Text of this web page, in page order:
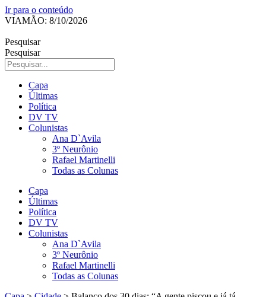
Ir para o conteúdo
VIAMÃO: 8/10/2026
Pesquisar
Pesquisar
Capa
Últimas
Política
DV TV
Colunistas
Ana D`Avila
3º Neurônio
Rafael Martinelli
Todas as Colunas
Capa
Últimas
Política
DV TV
Colunistas
Ana D`Avila
3º Neurônio
Rafael Martinelli
Todas as Colunas